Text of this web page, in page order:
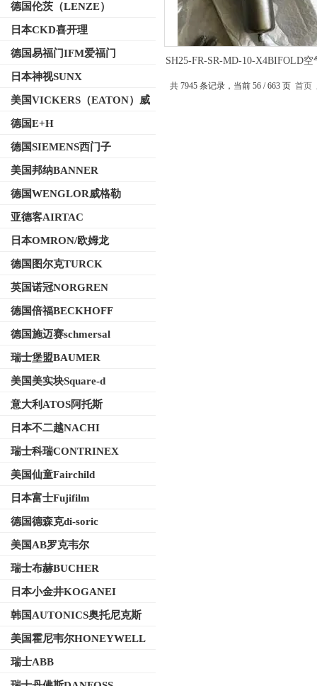
德国伦茨（LENZE）
日本CKD喜开理
德国易福门IFM爱福门
日本神视SUNX
美国VICKERS（EATON）威
格士
德国E+H
德国SIEMENS西门子
美国邦纳BANNER
德国WENGLOR威格勒
亚德客AIRTAC
日本OMRON/欧姆龙
德国图尔克TURCK
英国诺冠NORGREN
德国倍福BECKHOFF
德国施迈赛schmersal
瑞士堡盟BAUMER
美国美实块Square-d
意大利ATOS阿托斯
日本不二越NACHI
瑞士科瑞CONTRINEX
美国仙童Fairchild
日本富士Fujifilm
德国德森克di-soric
美国AB罗克韦尔
瑞士布赫BUCHER
日本小金井KOGANEI
韩国AUTONICS奥托尼克斯
美国霍尼韦尔HONEYWELL
瑞士ABB
SH25-FR-SR-MD-10-X4BIFOLD空
共 7945 条记录，当前 56 / 663 页 首页